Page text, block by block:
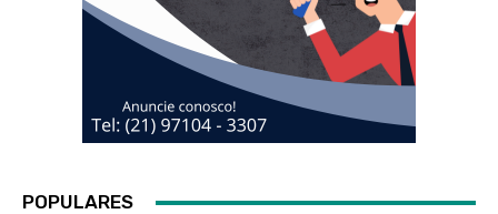
POPULARES